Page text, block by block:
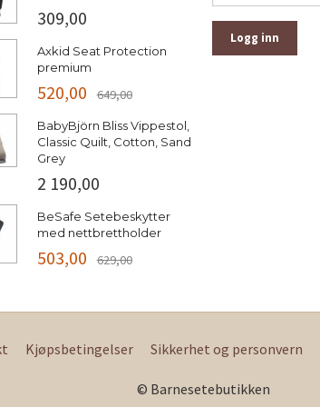
309,00
Axkid Seat Protection
premium
520,00 649,00
BabyBjörn Bliss Vippestol,
Classic Quilt, Cotton, Sand
Grey
2 190,00
BeSafe Setebeskytter
med nettbrettholder
503,00 629,00
Kjøpsbetingelser Sikkerhet og personvern
© Barnesetebutikken